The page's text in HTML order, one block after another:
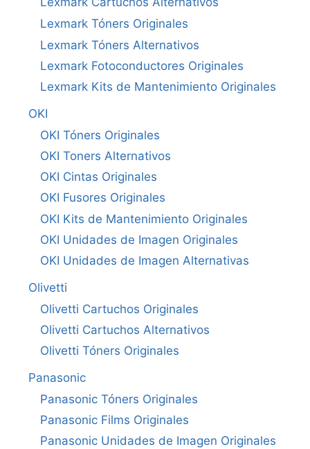
Lexmark Tóners Originales
Lexmark Tóners Alternativos
Lexmark Fotoconductores Originales
Lexmark Kits de Mantenimiento Originales
OKI
OKI Tóners Originales
OKI Toners Alternativos
OKI Cintas Originales
OKI Fusores Originales
OKI Kits de Mantenimiento Originales
OKI Unidades de Imagen Originales
OKI Unidades de Imagen Alternativas
Olivetti
Olivetti Cartuchos Originales
Olivetti Cartuchos Alternativos
Olivetti Tóners Originales
Panasonic
Panasonic Tóners Originales
Panasonic Films Originales
Panasonic Unidades de Imagen Originales